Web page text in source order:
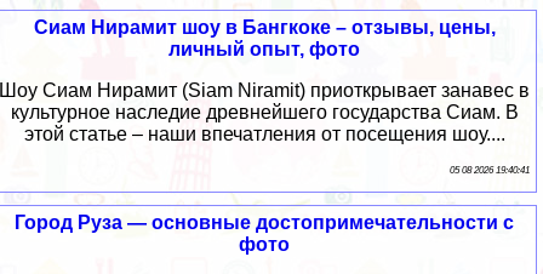
Сиам Нирамит шоу в Бангкоке – отзывы, цены,
личный опыт, фото
Шоу Сиам Нирамит (Siam Niramit) приоткрывает занавес в
культурное наследие древнейшего государства Сиам. В
этой статье – наши впечатления от посещения шоу....
05 08 2026 19:40:41
Город Руза — основные достопримечательности с
фото